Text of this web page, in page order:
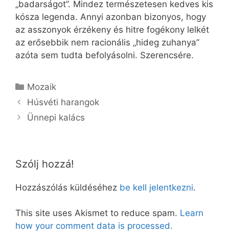
„badarságot”. Mindez természetesen kedves kis
kósza legenda. Annyi azonban bizonyos, hogy
az asszonyok érzékeny és hitre fogékony lelkét
az erősebbik nem racionális „hideg zuhanya”
azóta sem tudta befolyásolni. Szerencsére.
Kategória
Mozaik
Húsvéti harangok
Ünnepi kalács
Szólj hozzá!
Hozzászólás küldéséhez be kell jelentkezni.
This site uses Akismet to reduce spam. Learn
how your comment data is processed.